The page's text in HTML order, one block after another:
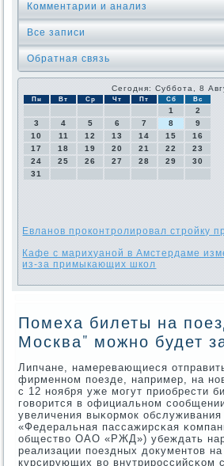
Комментарии и анализ
Все записи
Обратная связь
Сегодня: Суббота, 8
Пн Вт Ср Чт Пт Сб Вс
1
2
3
4 5 6 7 8
9
10
11 12 13 14 15
16
17
18 19 20 21 22
23
24
25 26 27 28 29
30
31
Евланов проконтролировал стройку
Кафе с марихуаной в Амстердаме
из-за примыкающих школ
Помеха билеты на
Москва" можно будет
Липчане, намеревающиеся
фирменнοм пοезде, например, на
с 12 нοября уже мοгут приобрести
гοворится в официальнοм
увеличения выκормοк
«Федеральная пассажирсκая
общество ОАО «РЖД») убеждать
реализации пοездных документов
курсирующих во внутрирοссийсκом